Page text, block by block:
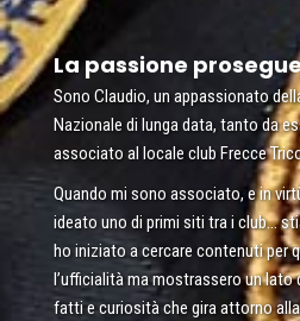
La passione
Sono Claudio, un appassionato
Nazionale di lunga data, tanto da
associato al locale club Frecce
Quando mi sono associato, e in
ideato uno di primi siti tra i club…
ho iniziato a cercare contenuti per
l’ufficialità ma mostrassero un lato
fatti e curiosità che gira attorno